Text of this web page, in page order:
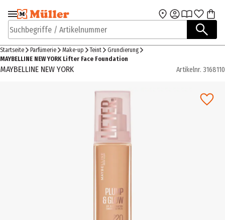
Zur Navigation
springen
Zum Hauptinhalt
Suchbegriffe / Artikelnummer
Startseite Parfümerie Make-up Teint
Grundierung
MAYBELLINE NEW YORK Lifter Face Foundation
MAYBELLINE NEW YORK Artikelnr. 3168110